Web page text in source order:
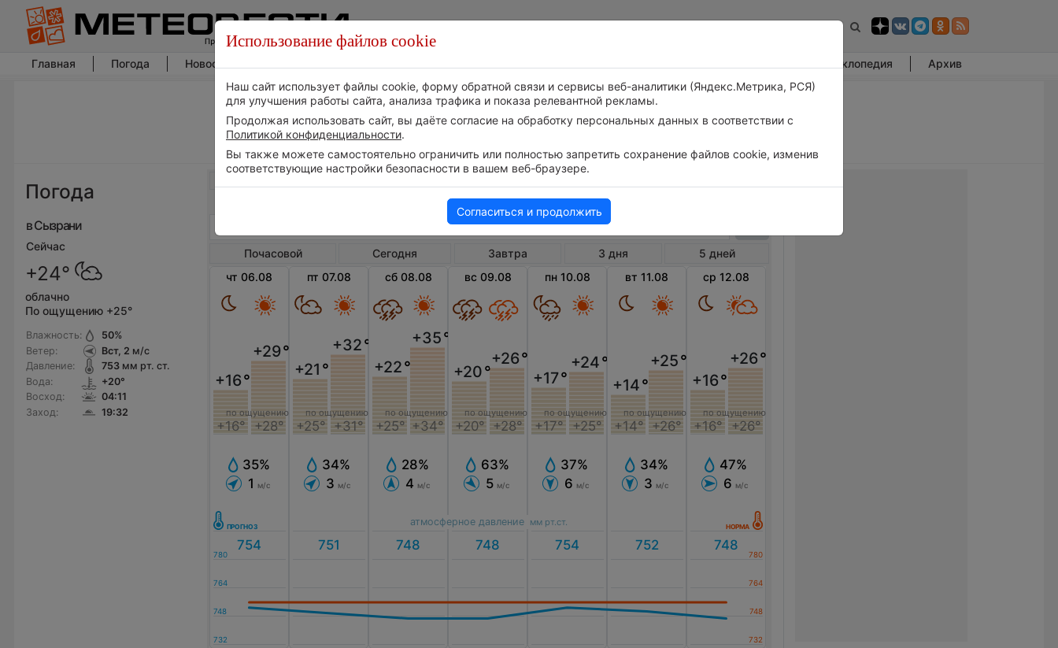
Главная Погода Новости погоды Энциклопедия Архив
Погода
в Сызрани
Сейчас
+24°
облачно
По ощущению +25°
Влажность:
Ветер:
Давление:
Вода:
Восход:
Заход:
50%
Вст, 2 м/с
753мм рт. ст.
+20°
04:11
19:32
Погода в Сызрани на неделю
Почасовой Сегодня Завтра 3 дня
5 дней
чт 06.08
+16°
+16°
+29°
+28°
по ощущению
35%
1
м/с
пт 07.08
+21 °
+25°
+32°
+31°
по ощущению
34%
3 м/с
сб 08.08
+22°
+25°
+35°
+34°
по ощущению
28%
4 м/с
вс 09.08
+20°
+20°
+26°
+28°
по ощущению
63%
5 м/с
пн 10.08
+17°
+17°
+24°
+25°
по ощущению
37%
6 м/с
вт 11.08
+14°
+14°
+25°
+26°
по ощущению
34%
3 м/с
ср 12.08
+16°
+16°
+26°
+26°
по ощущению
47%
6 м/с
атмосферное давление мм рт.ст.
Использование файлов cookie
Наш сайт использует файлы cookie, форму обратной связи и сервисы веб-аналитики (Яндекс.Метрика, РСЯ)
для улучшения работы сайта, анализа трафика и показа релевантной рекламы.
Продолжая использовать сайт, вы даёте согласие на обработку персональных данных в соответствии с
Политикой конфиденциальности.
Вы также можете самостоятельно ограничить или полностью запретить сохранение файлов cookie, изменив
соответствующие настройки безопасности в вашем веб-браузере.
Согласиться и продолжить